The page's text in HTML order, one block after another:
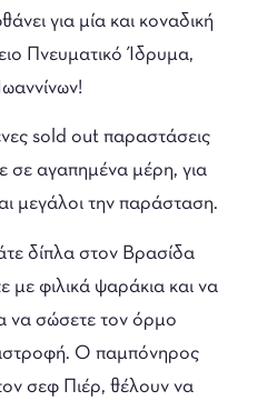
για μία και κοναδική
Πνευματικό Ίδρυμα,
sold out παραστάσεις
σε αγαπημένα μέρη, για
μεγάλοι την παράσταση.
δίπλα στον Βρασίδα
με φιλικά ψαράκια και να
να σώσετε τον όρμο
Ο παμπόνηρος
σεφ Πιέρ, θέλουν να